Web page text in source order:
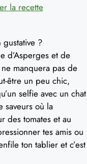
la recette
?
d’Asperges et de
manquera pas de
être un peu chic,
selfie avec un chat
saveurs où la
des tomates et au
tes amis ou
ton tablier et c’est